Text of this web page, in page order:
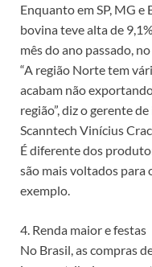
Enquanto em SP, MG e
bovina teve alta de
mês do ano passado,
“A região Norte tem
acabam não
região”, diz o gerente
Scanntech Vinícius
É diferente dos
são mais voltados para
exemplo.
4. Renda maior e festas
No Brasil, as compras